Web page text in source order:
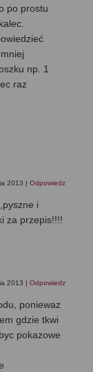
po prostu
np. 1
raz
2013 | Odpowiedz
i
za przepis!!!!
2013 | Odpowiedz
poniewaz
gdzie tkwi
pokazowe